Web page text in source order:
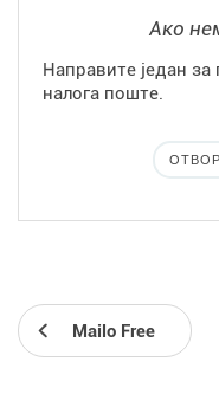
Ако
Направите један
налога поште.
Mailo Free